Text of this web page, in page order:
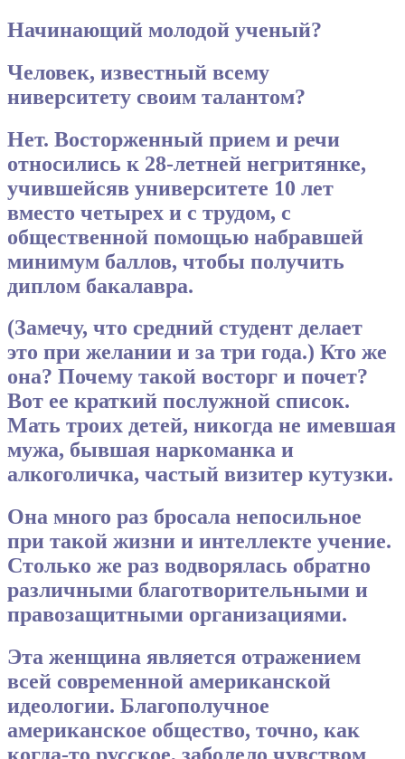
Начинающий молодой ученый?
Человек, известный всему
ниверситету своим талантом?
Нет. Восторженный прием и речи
относились к 28-летней негритянке,
учившейсяв университете 10 лет
вместо четырех и с трудом, с
общественной помощью набравшей
минимум баллов, чтобы получить
диплом бакалавра.
(Замечу, что средний студент делает
это при желании и за три года.) Кто же
она? Почему такой восторг и почет?
Вот ее краткий послужной список.
Мать троих детей, никогда не имевшая
мужа, бывшая наркоманка и
алкоголичка, частый визитер кутузки.
Она много раз бросала непосильное
при такой жизни и интеллекте учение.
Столько же раз водворялась обратно
различными благотворительными и
правозащитными организациями.
Эта женщина является отражением
всей современной американской
идеологии. Благополучное
американское общество, точно, как